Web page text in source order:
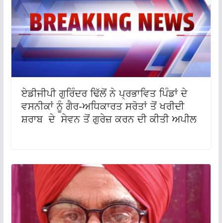
ਏਡੀਜੀਪੀ ਗੁਰਿੰਦਰ ਢਿੱਲੋਂ ਨੇ ਪ੍ਰਭਾਵਿਤ ਪਿੰਡਾਂ ਦੇ
ਵਸਨੀਕਾਂ ਨੂੰ ਗੈਰ-ਅਧਿਕਾਰਤ ਸਰੋਤਾਂ ਤੋਂ ਖਰੀਦੀ
ਸ਼ਰਾਬ ਦੇ ਸੇਵਨ ਤੋਂ ਗੁਰੇਜ਼ ਕਰਨ ਦੀ ਕੀਤੀ ਅਪੀਲ